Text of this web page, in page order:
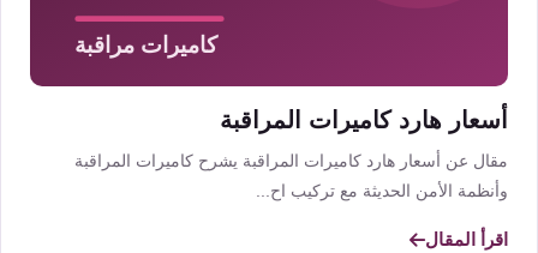
أسعار هارد كاميرات المراقبة
مقال عن أسعار هارد كاميرات المراقبة يشرح كاميرات المراقبة
وأنظمة الأمن الحديثة مع تركيب اح...
اقرأ المقال